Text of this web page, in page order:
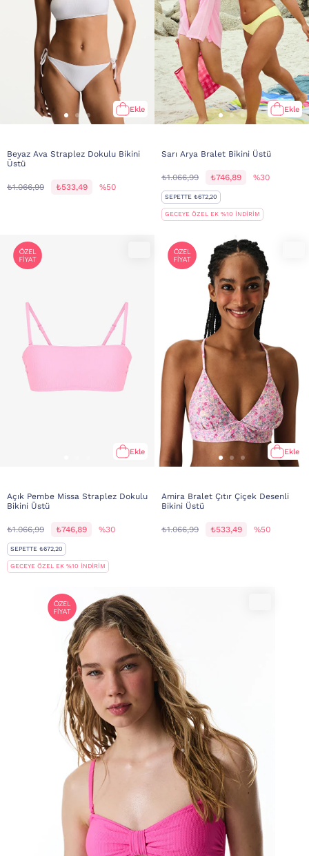
Ekle
Beyaz Ava Straplez Dokulu Bikini
Üstü
₺1.066,99 ₺533,49 %50
Ekle
Sarı Arya Bralet Bikini Üstü
₺1.066,99 ₺746,89 %30
SEPETTE ₺672,20
GECEYE ÖZEL EK %10 İNDİRİM
Ekle
Açık Pembe Missa Straplez Dokulu
Bikini Üstü
₺1.066,99 ₺746,89 %30
SEPETTE ₺672,20
GECEYE ÖZEL EK %10 İNDİRİM
Ekle
Amira Bralet Çıtır Çiçek Desenli
Bikini Üstü
₺1.066,99 ₺533,49 %50